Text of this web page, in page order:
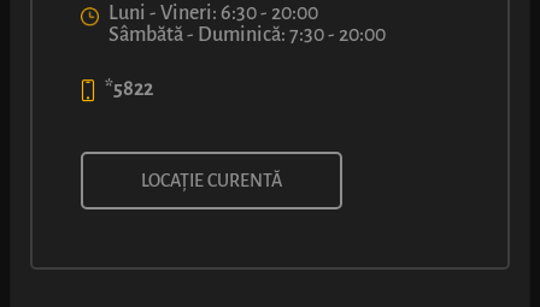
PIZZA MARGHERITA
Luni - Vineri: 6:30 - 20:00
Sâmbătă - Duminică: 7:30 - 20:00
*5822
LOCAȚIE CURENTĂ